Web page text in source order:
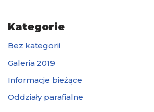
Kategorie
Bez kategorii
Galeria 2019
Informacje bieżące
Oddziały parafialne